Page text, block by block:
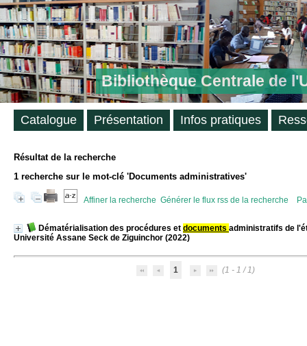
Bibliothèque Centrale de
Résultat de la recherche
1 recherche sur le mot-clé 'Documents administratives'
Affiner la recherche Générer le flux rss de la recherche
Dématérialisation des procédures et documents administratifs de
Université Assane Seck de Ziguinchor (2022)
1 (1 - 1 / 1)
Catalogue Présentation Infos pratiques